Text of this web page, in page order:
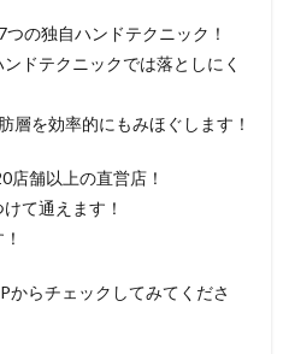
の独自ハンドテクニック！
ドテクニックでは落としにく
層を効率的にもみほぐします！
店舗以上の直営店！
て通えます！
からチェックしてみてくださ